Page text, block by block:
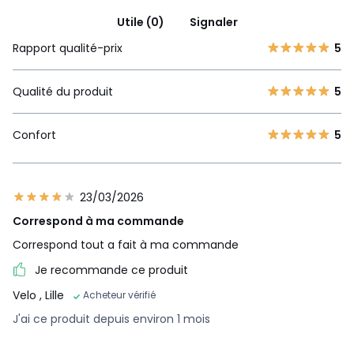
Utile (0)
Signaler
Rapport qualité-prix
5
Qualité du produit 5
Confort 5
23/03/2026
Correspond à ma commande
Correspond tout a fait à ma commande
Je recommande ce produit
Velo , Lille Acheteur vérifié
J'ai ce produit depuis environ 1 mois